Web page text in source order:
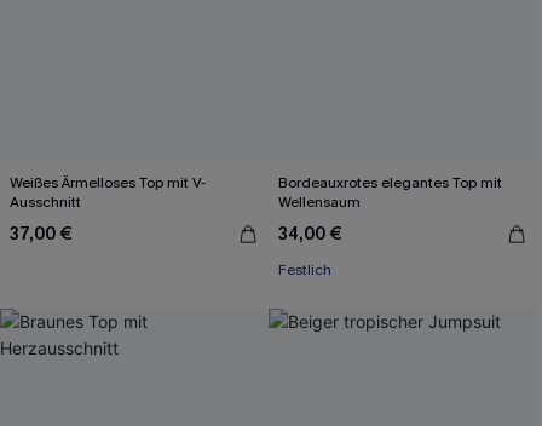
Weißes Ärmelloses Top mit V-
Ausschnitt
37,00 €
Bordeauxrotes elegantes Top mit
Wellensaum
34,00 €
Festlich